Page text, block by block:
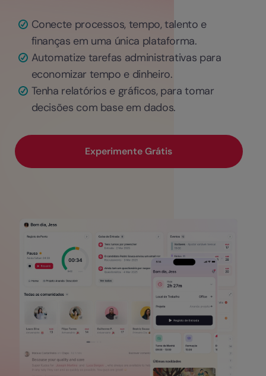
Conecte processos, tempo, talento e
finanças em uma única plataforma.
Automatize tarefas administrativas para
economizar tempo e dinheiro.
Tenha relatórios e gráficos, para tomar
decisões com base em dados.
Experimente Grátis